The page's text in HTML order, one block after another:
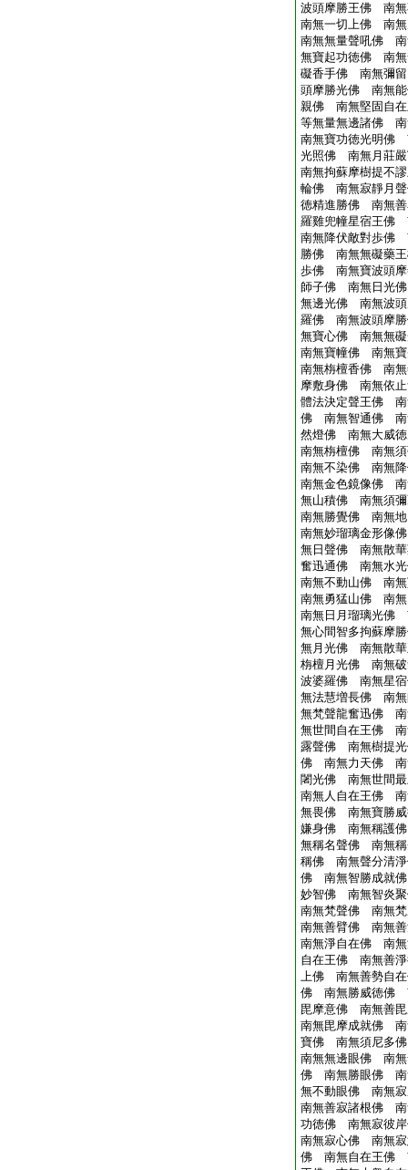
波頭摩勝王佛 南無
南無一切上佛 南無
南無無量聲吼佛
無寶起功徳佛 南
礙香手佛 南無彌
頭摩勝光佛 南無
親佛 南無堅固自
等無量無邊諸佛 南
南無寶功徳光明佛
光照佛 南無月莊嚴
南無拘蘇摩樹提不
輪佛 南無寂靜月
徳精進勝佛 南無
羅雞兜幢星宿王佛
南無降伏敵對歩佛
勝佛 南無無礙藥
歩佛 南無寶波頭
師子佛 南無日光
無邊光佛 南無波
羅佛 南無波頭摩
無寶心佛 南無無
南無寶幢佛 南無
南無栴檀香佛 南
摩敷身佛 南無依
體法決定聲王佛 南
佛 南無智通佛 南
然燈佛 南無大威
南無栴檀佛 南無
南無不染佛 南無
南無金色鏡像佛
無山積佛 南無須
南無勝覺佛 南無
南無妙瑠璃金形像
無日聲佛 南無散
奮迅通佛 南無水
南無不動山佛 南
南無勇猛山佛 南無
南無日月瑠璃光佛
無心間智多拘蘇摩
無月光佛 南無散
栴檀月光佛 南無
波婆羅佛 南無星
無法慧増長佛 南
無梵聲龍奮迅佛
無世間自在王佛
露聲佛 南無樹提
佛 南無力天佛 南
闍光佛 南無世間
南無人自在王佛
無畏佛 南無寶勝
嫌身佛 南無稱護
無稱名聲佛 南無
稱佛 南無聲分清
佛 南無智勝成就
妙智佛 南無智炎
南無梵聲佛 南無
南無善臂佛 南無
南無淨自在佛 南
自在王佛 南無善
上佛 南無善勢自
佛 南無勝威徳佛
毘摩意佛 南無善
南無毘摩成就佛
寶佛 南無須尼多
南無無邊眼佛 南
佛 南無勝眼佛 南
無不動眼佛 南無
南無善寂諸根佛
功徳佛 南無寂彼
南無寂心佛 南無
佛 南無自在王佛